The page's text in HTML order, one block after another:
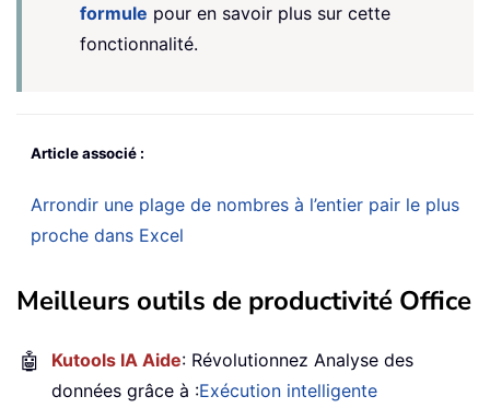
formule pour en savoir plus sur cette
fonctionnalité.
Article associé :
Arrondir une plage de nombres à l’entier pair le plus
proche dans Excel
Meilleurs outils de productivité Office
🤖 Kutools IA Aide: Révolutionnez Analyse des
données grâce à :Exécution intelligente